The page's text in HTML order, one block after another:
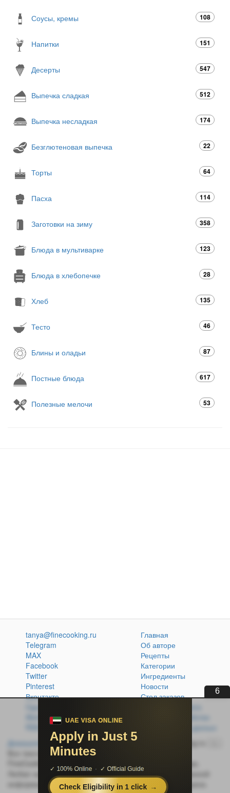
Соусы, кремы 108
Напитки 151
Десерты 547
Выпечка сладкая 512
Выпечка несладкая 174
Безглютеновая выпечка 22
Торты 64
Пасха 114
Заготовки на зиму 358
Блюда в мультиварке 123
Блюда в хлебопечке 28
Хлеб 135
Тесто 46
Блины и оладьи 87
Постные блюда 617
Полезные мелочи 53
5
tanya@finecooking.ru
Telegram
MAX
Facebook
Twitter
Pinterest
Вконтакте
Одноклассники
Главная
Об авторе
Рецепты
Категории
Ингредиенты
Новости
Стол заказов
Кулинарная книга
Политика обработки
персональных данных
Домашняя кухня без проблем© 2014-2026 FineCooking.ru
Все тексты и фотографии, опубликованные на сайте
FineCooking.ru, защищены законом об авторском праве.
Любая частичная или полная перепечатка опубликованной
информации без активной ссылки на источник запрещена.